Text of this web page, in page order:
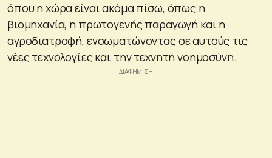
όπου η χώρα είναι ακόμα πίσω, όπως η
βιομηχανία, η πρωτογενής παραγωγή και η
αγροδιατροφή, ενσωματώνοντας σε αυτούς τις
νέες τεχνολογίες και την τεχνητή νοημοσύνη.